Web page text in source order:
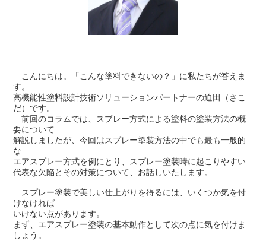
こんにちは。「こんな塗料できないの？」に私たちが答えま
す。
高機能性塗料設計技術ソリューションパートナーの迫田（さこ
だ）です。
前回のコラムでは、スプレー方式による塗料の塗装方法の概
要について
解説しましたが、今回はスプレー塗装方法の中でも最も一般的
な
エアスプレー方式を例にとり、スプレー塗装時に起こりやすい
代表な欠陥とその対策について、お話しいたします。
スプレー塗装で美しい仕上がりを得るには、いくつか気を付
けなければ
いけない点があります。
まず、エアスプレー塗装の基本動作として次の点に気を付けま
しょう。